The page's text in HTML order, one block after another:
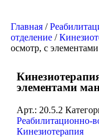
Главная /
отделение /
осмотр, с
элементами
Арт.: 20.5.2
Реабилитационно-
Кинезиотерапия